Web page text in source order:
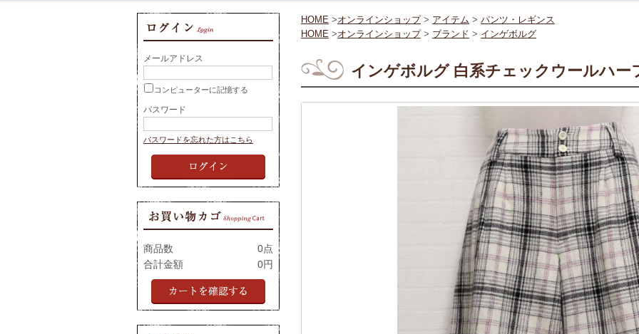
HOME >オンラインショップ> アイテム > パンツ・レギンス
HOME >オンラインショップ> ブランド > インゲボルグ
インゲボルグ 白系チェックウールハー
メールアドレス
コンピューターに記憶する
パスワード
パスワードを忘れた方はこちら
商品数
0点
合計金額
0円